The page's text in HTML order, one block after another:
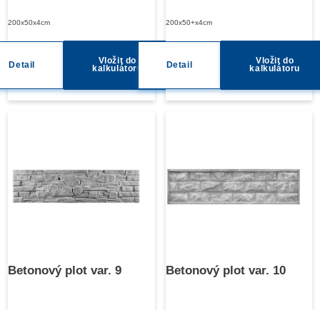
200x50x4cm
Detail
Vložit do
kalkulátoru
200x50+x4cm
Detail
Vložit do
kalkulátoru
Betonový plot var. 9 Betonový plot var. 10